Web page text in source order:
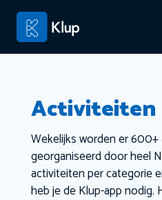
Activiteiten
Wekelijks worden er
georganiseerd door heel
activiteiten per categorie
heb je de Klup-app nodig.